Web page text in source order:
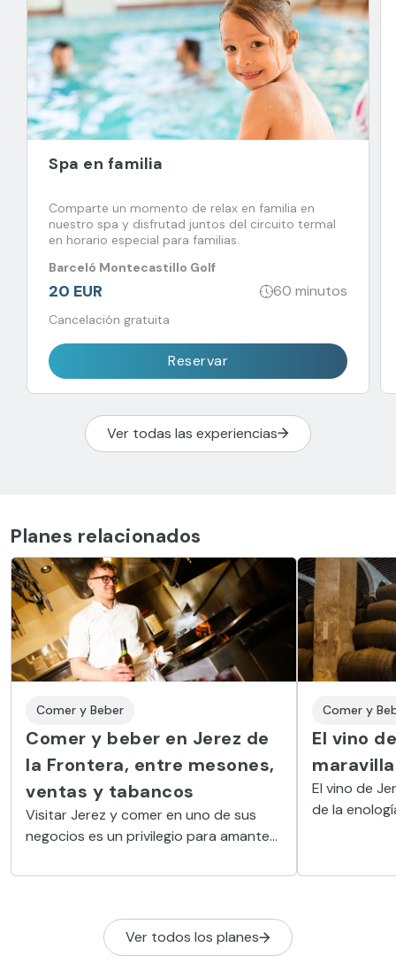
Spa en familia
Comparte un momento de relax en familia en
nuestro spa y disfrutad juntos del circuito termal
en horario especial para familias.
Barceló Montecastillo Golf
20 EUR 60 minutos
Cancelación gratuita
Reservar
Ver todas las experiencias
Planes relacionados
Comer y Beber
Comer y beber en Jerez de
la Frontera, entre mesones,
ventas y tabancos
Visitar Jerez y comer en uno de sus
negocios es un privilegio para amantes
platos de las cocinas tradicional y
maravillosos vinos locales.
Comer y
El vino
El vino de
de la
Ver todos los planes